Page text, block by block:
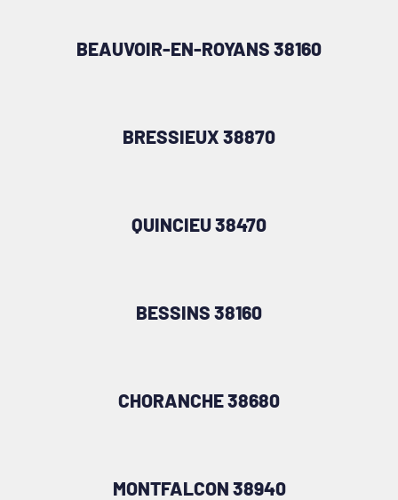
BEAUVOIR-EN-ROYANS 38160
BRESSIEUX 38870
QUINCIEU 38470
BESSINS 38160
CHORANCHE 38680
MONTFALCON 38940